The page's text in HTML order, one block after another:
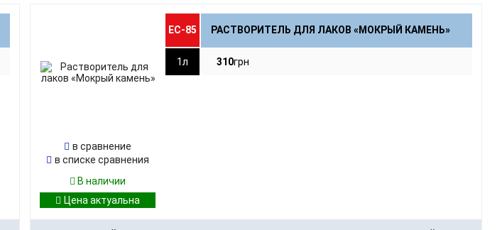
в сравнение
в списке сравнения
В наличии
ЕС-85 РАСТВОРИТЕЛЬ ДЛЯ ЛАКОВ «МОКРЫЙ КАМЕНЬ»
1л 310грн